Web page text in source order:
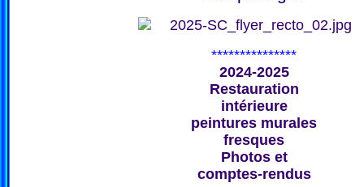
***************
2024-2025
Restauration
intérieure
peintures murales
fresques
Photos et
comptes-rendus